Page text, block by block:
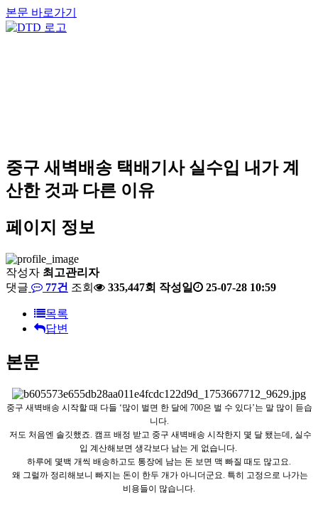
본문 바로가기
중구 새벽배송 택배기사 실수입 내가 계
산한 것과 다른 이유
페이지 정보
작성자 최고관리자
댓글
77건 조회 335,447회 작성일 25-07-28 10:59
목록
답변
본문
중구 새벽배송 시작할 때 다들 ‘많이 벌면 한 달에 700은 벌 수 있다’는 말 많이 듣습
니다.
저도 처음엔 솔깃했죠. 캠프 배정 받고 중구 새벽배송 시작한지 몇 달 됐는데, 실수
입 계산해보면 생각보다 남는 게 없습니다.
하루에 몇백 개씩 배송하고도 통장에 남는 돈 보면 맥 빠질 때도 많고요.
왜 그럴까 정리해보니 빠지는 돈이 한두 개가 아니더군요. 특히 고정으로 나가는
비용들이 많습니다.